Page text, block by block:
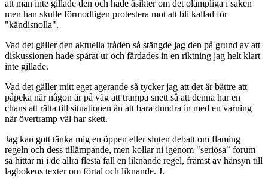
att man inte gillade den och hade åsikter om det olämpliga i saken
men han skulle förmodligen protestera mot att bli kallad för
"kändisnolla".
Vad det gäller den aktuella tråden så stängde jag den på grund av att
diskussionen hade spårat ur och färdades in en riktning jag helt klart
inte gillade.
Vad det gäller mitt eget agerande så tycker jag att det är bättre att
påpeka när någon är på väg att trampa snett så att denna har en
chans att rätta till situationen än att bara dundra in med en varning
när övertramp väl har skett.
Jag kan gott tänka mig en öppen eller sluten debatt om flaming
regeln och dess tillämpande, men kollar ni igenom "seriösa" forum
så hittar ni i de allra flesta fall en liknande regel, främst av hänsyn till
lagbokens texter om förtal och liknande. J.